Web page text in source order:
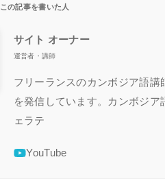
サイト オーナー
運営者・講師
フリーランスのカンボジア語講
を発信しています。カンボジ
ェラテ